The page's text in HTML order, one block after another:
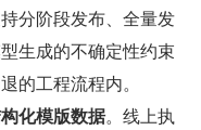
分阶段发布、全量发
生成的不确定性约束
的工程流程内。
化模版数据。线上执